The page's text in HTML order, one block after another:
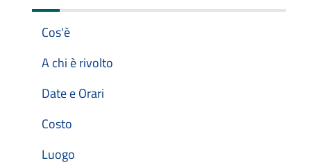
Cos'è
A chi è rivolto
Date e Orari
Costo
Luogo